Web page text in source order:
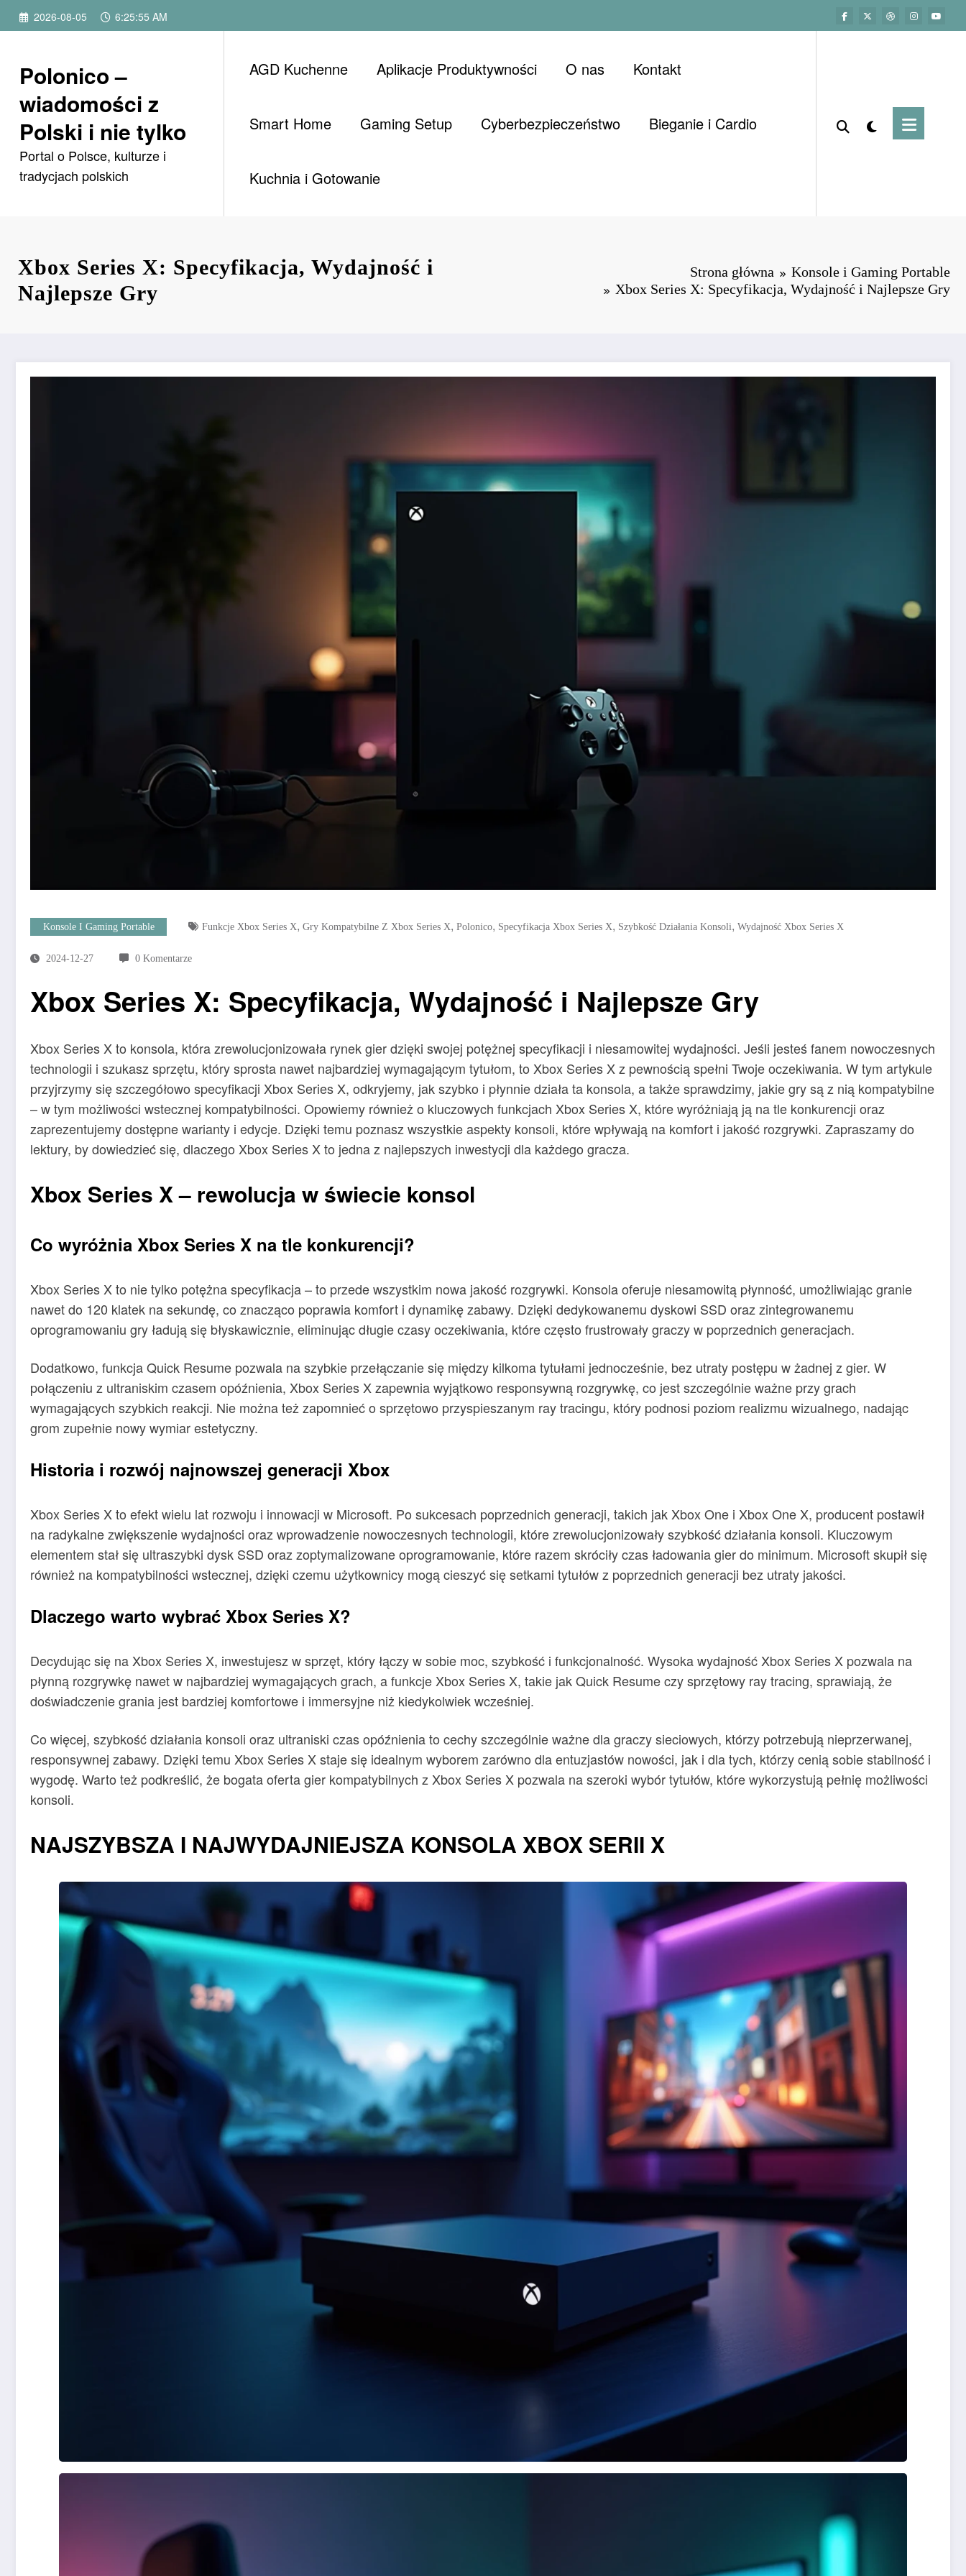
Przejdź 2026-08-05 6:25:57 AM
Polonico –
wiadomości z
Polski i nie tylko
Portal o Polsce, kulturze i
tradycjach polskich
AGD Kuchenne Aplikacje Produktywności O nas Kontakt
Smart Home Gaming Setup Cyberbezpieczeństwo Bieganie i Cardio
Kuchnia i Gotowanie
Xbox Series X: Specyfikacja, Wydajność i
Najlepsze Gry
Strona główna
Konsole i Gaming Portable
Xbox Series X: Specyfikacja, Wydajność i Najlepsze Gry
Konsole I Gaming Portable Funkcje Xbox Series X, Gry Kompatybilne Z Xbox Series X, Polonico, Specyfikacja Xbox Series X, Szybkość Działania Konsoli, Wydajność Xbox Series X
2024-12-27 0 Komentarze
Xbox Series X: Specyfikacja, Wydajność i Najlepsze Gry
Xbox Series X to konsola, która zrewolucjonizowała rynek gier dzięki swojej potężnej specyfikacji i niesamowitej wydajności. Jeśli jesteś fanem nowoczesnych
technologii i szukasz sprzętu, który sprosta nawet najbardziej wymagającym tytułom, to Xbox Series X z pewnością spełni Twoje oczekiwania. W tym artykule
przyjrzymy się szczegółowo specyfikacji Xbox Series X, odkryjemy, jak szybko i płynnie działa ta konsola, a także sprawdzimy, jakie gry są z nią kompatybilne
– w tym możliwości wstecznej kompatybilności. Opowiemy również o kluczowych funkcjach Xbox Series X, które wyróżniają ją na tle konkurencji oraz
zaprezentujemy dostępne warianty i edycje. Dzięki temu poznasz wszystkie aspekty konsoli, które wpływają na komfort i jakość rozgrywki. Zapraszamy do
lektury, by dowiedzieć się, dlaczego Xbox Series X to jedna z najlepszych inwestycji dla każdego gracza.
Xbox Series X – rewolucja w świecie konsol
Co wyróżnia Xbox Series X na tle konkurencji?
Xbox Series X to nie tylko potężna specyfikacja – to przede wszystkim nowa jakość rozgrywki. Konsola oferuje niesamowitą płynność, umożliwiając granie
nawet do 120 klatek na sekundę, co znacząco poprawia komfort i dynamikę zabawy. Dzięki dedykowanemu dyskowi SSD oraz zintegrowanemu
oprogramowaniu gry ładują się błyskawicznie, eliminując długie czasy oczekiwania, które często frustrowały graczy w poprzednich generacjach.
Dodatkowo, funkcja Quick Resume pozwala na szybkie przełączanie się między kilkoma tytułami jednocześnie, bez utraty postępu w żadnej z gier. W
połączeniu z ultraniskim czasem opóźnienia, Xbox Series X zapewnia wyjątkowo responsywną rozgrywkę, co jest szczególnie ważne przy grach
wymagających szybkich reakcji. Nie można też zapomnieć o sprzętowo przyspieszanym ray tracingu, który podnosi poziom realizmu wizualnego, nadając
grom zupełnie nowy wymiar estetyczny.
Historia i rozwój najnowszej generacji Xbox
Xbox Series X to efekt wielu lat rozwoju i innowacji w Microsoft. Po sukcesach poprzednich generacji, takich jak Xbox One i Xbox One X, producent postawił
na radykalne zwiększenie wydajności oraz wprowadzenie nowoczesnych technologii, które zrewolucjonizowały szybkość działania konsoli. Kluczowym
elementem stał się ultraszybki dysk SSD oraz zoptymalizowane oprogramowanie, które razem skróciły czas ładowania gier do minimum. Microsoft skupił się
również na kompatybilności wstecznej, dzięki czemu użytkownicy mogą cieszyć się setkami tytułów z poprzednich generacji bez utraty jakości.
Dlaczego warto wybrać Xbox Series X?
Decydując się na Xbox Series X, inwestujesz w sprzęt, który łączy w sobie moc, szybkość i funkcjonalność. Wysoka wydajność Xbox Series X pozwala na
płynną rozgrywkę nawet w najbardziej wymagających grach, a funkcje Xbox Series X, takie jak Quick Resume czy sprzętowy ray tracing, sprawiają, że
doświadczenie grania jest bardziej komfortowe i immersyjne niż kiedykolwiek wcześniej.
Co więcej, szybkość działania konsoli oraz ultraniski czas opóźnienia to cechy szczególnie ważne dla graczy sieciowych, którzy potrzebują nieprzerwanej,
responsywnej zabawy. Dzięki temu Xbox Series X staje się idealnym wyborem zarówno dla entuzjastów nowości, jak i dla tych, którzy cenią sobie stabilność i
wygodę. Warto też podkreślić, że bogata oferta gier kompatybilnych z Xbox Series X pozwala na szeroki wybór tytułów, które wykorzystują pełnię możliwości
konsoli.
NAJSZYBSZA I NAJWYDAJNIEJSZA KONSOLA XBOX SERII X